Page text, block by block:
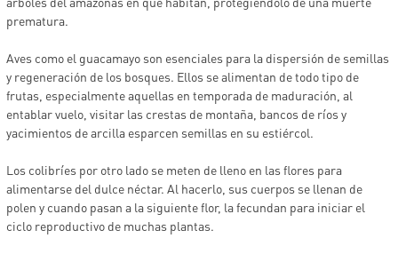
prematura.
Aves como el guacamayo son esenciales para la dispersión de semillas
y regeneración de los bosques. Ellos se alimentan de todo tipo de
frutas, especialmente aquellas en temporada de maduración, al
entablar vuelo, visitar las crestas de montaña, bancos de ríos y
yacimientos de arcilla esparcen semillas en su estiércol.
Los colibríes por otro lado se meten de lleno en las flores para
alimentarse del dulce néctar. Al hacerlo, sus cuerpos se llenan de
polen y cuando pasan a la siguiente flor, la fecundan para iniciar el
ciclo reproductivo de muchas plantas.